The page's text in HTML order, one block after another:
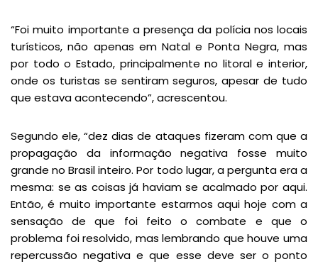
“Foi muito importante a presença da polícia nos locais
turísticos, não apenas em Natal e Ponta Negra, mas
por todo o Estado, principalmente no litoral e interior,
onde os turistas se sentiram seguros, apesar de tudo
que estava acontecendo”, acrescentou.
Segundo ele, “dez dias de ataques fizeram com que a
propagação da informação negativa fosse muito
grande no Brasil inteiro. Por todo lugar, a pergunta era a
mesma: se as coisas já haviam se acalmado por aqui.
Então, é muito importante estarmos aqui hoje com a
sensação de que foi feito o combate e que o
problema foi resolvido, mas lembrando que houve uma
repercussão negativa e que esse deve ser o ponto